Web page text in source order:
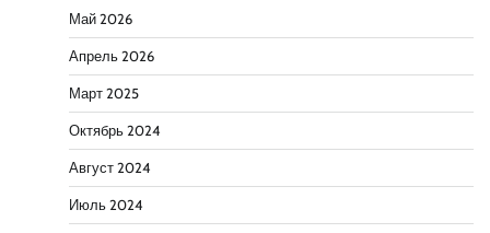
Май 2026
Апрель 2026
Март 2025
Октябрь 2024
Август 2024
Июль 2024